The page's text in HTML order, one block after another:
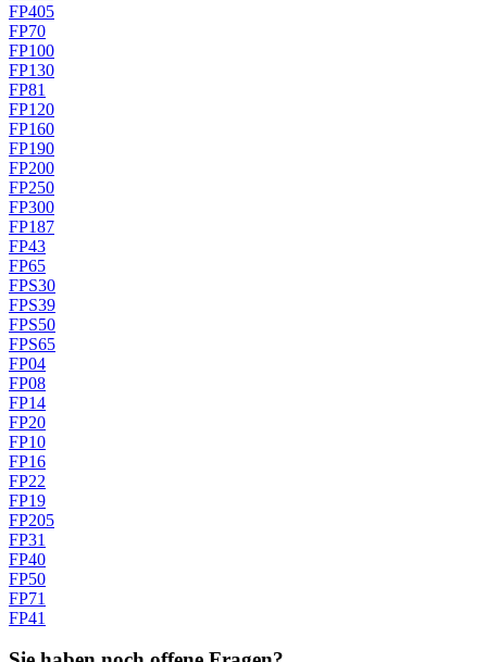
FP405
FP70
FP100
FP130
FP81
FP120
FP160
FP190
FP200
FP250
FP300
FP187
FP43
FP65
FPS30
FPS39
FPS50
FPS65
FP04
FP08
FP14
FP20
FP10
FP16
FP22
FP19
FP205
FP31
FP40
FP50
FP71
FP41